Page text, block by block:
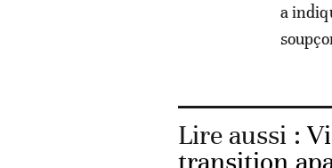
a
Lire aussi :